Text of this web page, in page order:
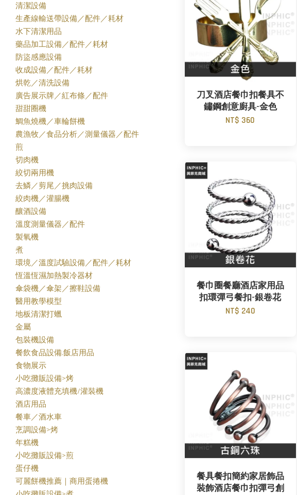
清潔設備
生產線輸送帶設備／配件／耗材
水下清潔用品
藥品加工設備／配件／耗材
防盜感應設備
收成設備／配件／耗材
烘乾／清洗設備
廣告展示牌／紅布條／配件
甜甜圈機
鯛魚燒機／車輪餅機
農漁牧／食品分析／測量儀器／配件
煎
切肉機
絞切兩用機
去鱗／剪尾／挑肉設備
絞肉機／灌腸機
釀酒設備
溫度測量儀器／配件
製氧機
煮
環境／溫度試驗設備／配件／耗材
恆溫恆濕加熱製冷器材
傘袋機／傘架／擦鞋設備
醫用教學模型
地板清潔打蠟
金屬
包裝機設備
餐飲食品設備.飯店用品
食物展示
小吃攤販設備>烤
高濃度液體充填機/灌裝機
酒店用品
餐車／酒水車
烹調設備>烤
年糕機
小吃攤販設備>煎
蛋仔機
可麗餅機推薦｜商用蛋捲機
刀叉酒店餐巾扣餐具不
鏽鋼創意廚具-金色
NT$ 360
餐巾圈餐廳酒店家用品
扣環彈弓餐扣-銀卷花
NT$ 240
餐具餐扣簡約家居飾品
裝飾酒店餐巾扣彈弓創